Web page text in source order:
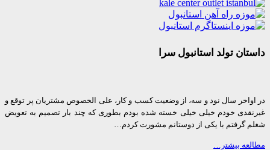
تولد استانبول سرا
سال نود و سه، از وضعیت کسب و کار، علی الخصوص مشتریان پر توقع و
خودم خیلی خیلی خسته شده بودم بطوری که چند بار تصمیم به تعویض
گرفتم با یکی از دوستانم مشورت کردم…
بیشتر…